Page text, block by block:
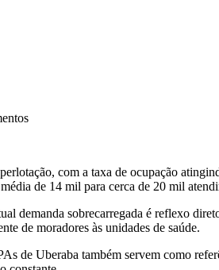
com a taxa de ocupação
de 14 mil para cerca de 20 mil
demanda sobrecarregada é reflexo
de moradores às unidades de saúde.
de Uberaba também servem como